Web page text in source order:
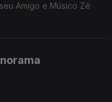
Amigo e Músico Zé